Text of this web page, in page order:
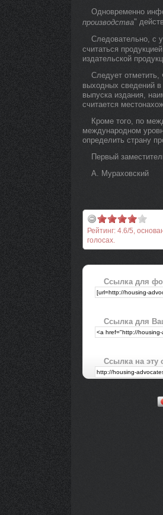
Одновременно
производства"
Следовательно, с
считаться
издательской
Следует отметить,
выходных сведений
выпуска издания,
считается
Кроме того, по
международном
определить страну
Первый
А. Мураховский
Рейтинг: 4.6/5,
голосах.
Ссылка для
Ссылка для
Ссылка на эту